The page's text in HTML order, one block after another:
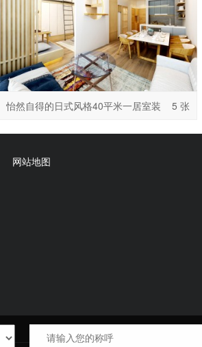
怡然自得的日式风格40平米一居室装
修效果图
5 张
网站地图